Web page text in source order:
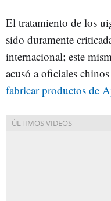
El tratamiento de los
sido duramente
internacional; este
acusó a oficiales
fabricar productos de